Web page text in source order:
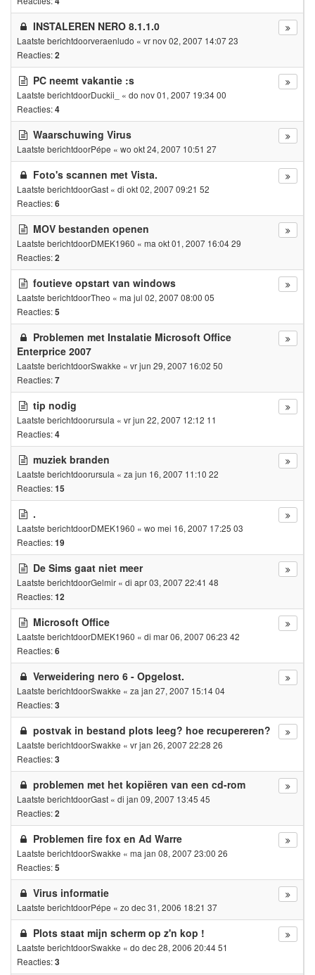
INSTALEREN NERO 8.1.1.0
Laatste berichtdoorveraenludo « vr nov 02, 2007 14:07 23
Reacties:2
PC neemt vakantie :s
Laatste berichtdoorDuckii_ « do nov 01, 2007 19:34 00
Reacties:4
Waarschuwing Virus
Laatste berichtdoorPépe « wo okt 24, 2007 10:51 27
Foto's scannen met Vista.
Laatste berichtdoorGast « di okt 02, 2007 09:21 52
Reacties:6
MOV bestanden openen
Laatste berichtdoorDMEK1960 « ma okt 01, 2007 16:04 29
Reacties:2
foutieve opstart van windows
Laatste berichtdoorTheo « ma jul 02, 2007 08:00 05
Reacties:5
Problemen met Instalatie Microsoft Office
Enterprice 2007
Laatste berichtdoorSwakke « vr jun 29, 2007 16:02 50
Reacties:7
tip nodig
Laatste berichtdoorursula « vr jun 22, 2007 12:12 11
Reacties:4
muziek branden
Laatste berichtdoorursula « za jun 16, 2007 11:10 22
Reacties:15
.
Laatste berichtdoorDMEK1960 « wo mei 16, 2007 17:25 03
Reacties:19
De Sims gaat niet meer
Laatste berichtdoorGelmir « di apr 03, 2007 22:41 48
Reacties:12
Microsoft Office
Laatste berichtdoorDMEK1960 « di mar 06, 2007 06:23 42
Reacties:6
Verweidering nero 6 - Opgelost.
Laatste berichtdoorSwakke « za jan 27, 2007 15:14 04
Reacties:3
postvak in bestand plots leeg? hoe recupereren?
Laatste berichtdoorSwakke « vr jan 26, 2007 22:28 26
Reacties:3
problemen met het kopiëren van een cd-rom
Laatste berichtdoorGast « di jan 09, 2007 13:45 45
Reacties:2
Problemen fire fox en Ad Warre
Laatste berichtdoorSwakke « ma jan 08, 2007 23:00 26
Reacties:5
Virus informatie
Laatste berichtdoorPépe « zo dec 31, 2006 18:21 37
Plots staat mijn scherm op z'n kop !
Laatste berichtdoorSwakke « do dec 28, 2006 20:44 51
Reacties:3